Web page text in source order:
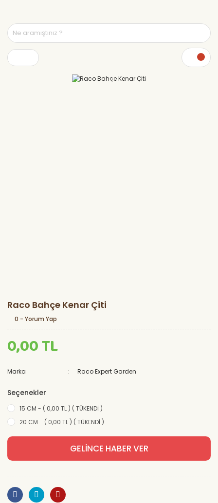
Raco Bahçe Kenar Çiti
0 - Yorum Yap
0,00 TL
Marka Raco Expert Garden
Seçenekler
15 CM - ( 0,00 TL ) ( TÜKENDİ )
20 CM - ( 0,00 TL ) ( TÜKENDİ )
GELİNCE HABER VER